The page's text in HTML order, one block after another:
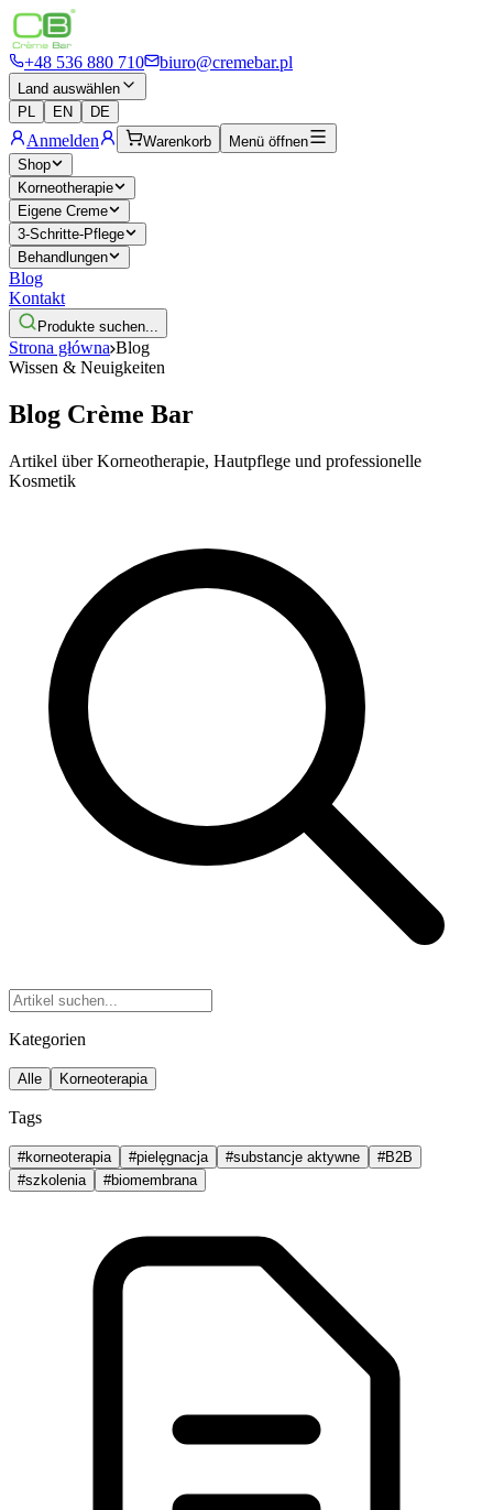
+48 536 880 710 biuro@cremebar.pl
Land auswählen
PL
EN DE
Anmelden Warenkorb
Menü öffnen
Shop
Korneotherapie
Eigene Creme
3-Schritte-Pflege
Behandlungen
Blog
Kontakt
Produkte suchen...
Strona główna Blog
Wissen & Neuigkeiten
Blog Crème Bar
Artikel über Korneotherapie, Hautpflege und professionelle
Kosmetik
Kategorien
Alle Korneoterapia
Tags
#korneoterapia #pielęgnacja #substancje aktywne #B2B
#szkolenia #biomembrana